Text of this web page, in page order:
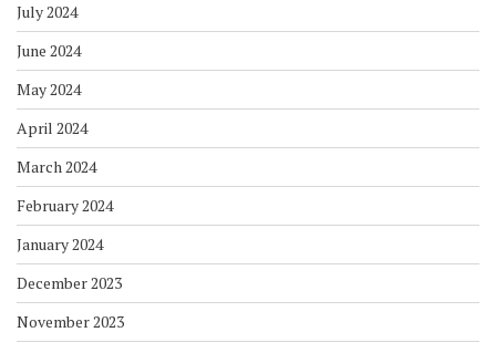
July 2024
June 2024
May 2024
April 2024
March 2024
February 2024
January 2024
December 2023
November 2023